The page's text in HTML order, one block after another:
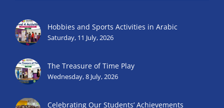
Hobbies and Sports Activities in Arabic
Saturday, 11 July, 2026
The Treasure of Time Play
Wednesday, 8 July, 2026
Celebrating Our Students’ Achievements